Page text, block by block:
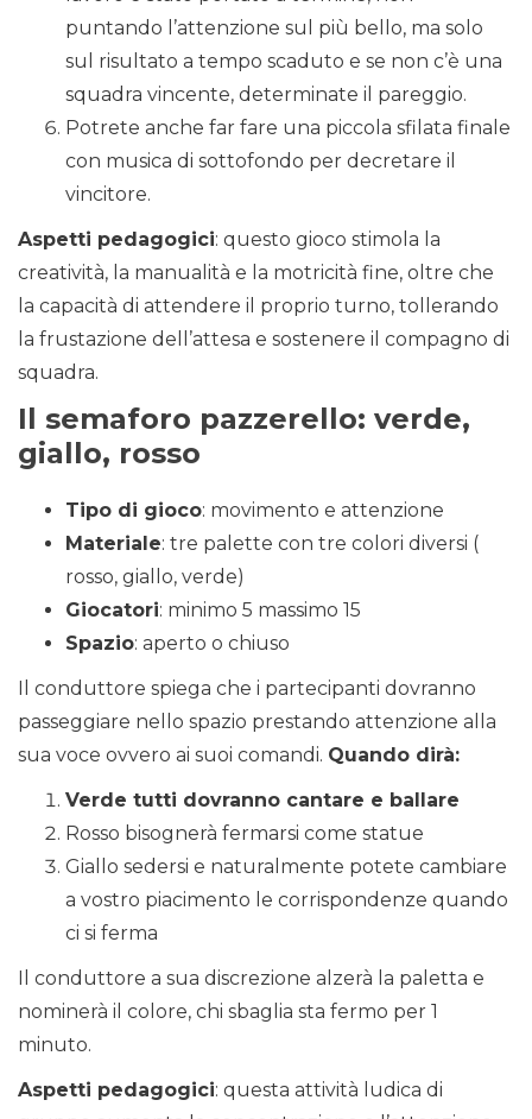
puntando l’attenzione sul più bello, ma solo
sul risultato a tempo scaduto e se non c’è una
squadra vincente, determinate il pareggio.
Potrete anche far fare una piccola sfilata finale
con musica di sottofondo per decretare il
vincitore.
Aspetti pedagogici: questo gioco stimola la
creatività, la manualità e la motricità fine, oltre che
la capacità di attendere il proprio turno, tollerando
la frustazione dell’attesa e sostenere il compagno di
squadra.
Il semaforo pazzerello: verde,
giallo, rosso
Tipo di gioco: movimento e attenzione
Materiale: tre palette con tre colori diversi (
rosso, giallo, verde)
Giocatori: minimo 5 massimo 15
Spazio: aperto o chiuso
Il conduttore spiega che i partecipanti dovranno
passeggiare nello spazio prestando attenzione alla
sua voce ovvero ai suoi comandi. Quando dirà:
Verde tutti dovranno cantare e ballare
Rosso bisognerà fermarsi come statue
Giallo sedersi e naturalmente potete cambiare
a vostro piacimento le corrispondenze quando
ci si ferma
Il conduttore a sua discrezione alzerà la paletta e
nominerà il colore, chi sbaglia sta fermo per 1
minuto.
Aspetti pedagogici: questa attività ludica di